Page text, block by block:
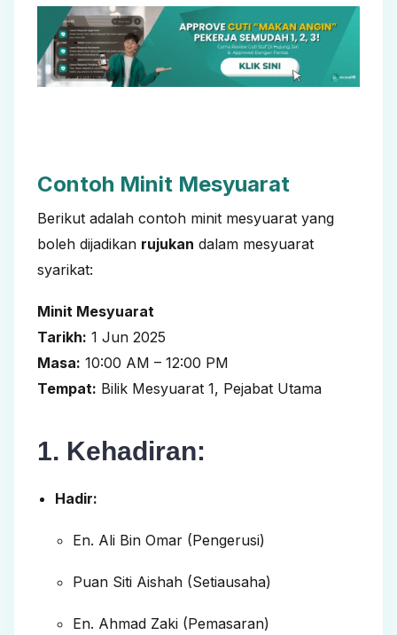
Contoh Minit Mesyuarat
Berikut adalah contoh minit mesyuarat yang
boleh dijadikan rujukan dalam mesyuarat
syarikat:
Minit Mesyuarat
Tarikh: 1 Jun 2025
Masa: 10:00 AM – 12:00 PM
Tempat: Bilik Mesyuarat 1, Pejabat Utama
1. Kehadiran:
Hadir:
En. Ali Bin Omar (Pengerusi)
Puan Siti Aishah (Setiausaha)
En. Ahmad Zaki (Pemasaran)